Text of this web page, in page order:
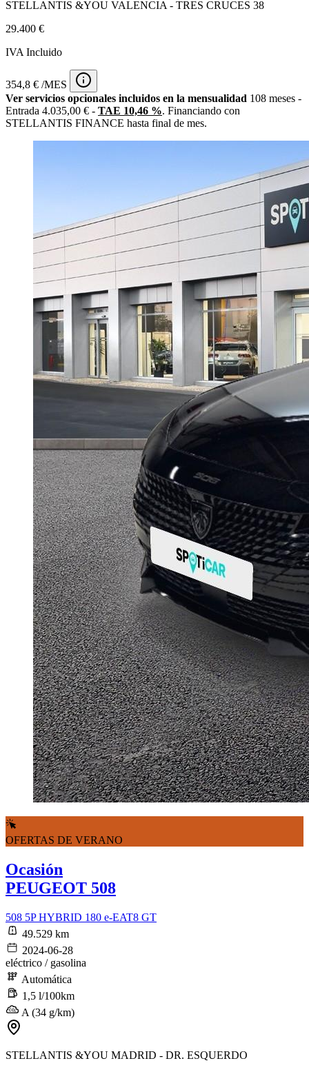
STELLANTIS &YOU VALENCIA - TRES CRUCES 38
29.400 €
IVA Incluido
354,8 € /MES
Ver servicios opcionales incluidos en la mensualidad 108 meses -
Entrada 4.035,00 € - TAE 10,46 %. Financiando con
STELLANTIS FINANCE hasta final de mes.
OFERTAS DE VERANO
Ocasión
PEUGEOT 508
508 5P HYBRID 180 e-EAT8 GT
49.529 km
2024-06-28
eléctrico / gasolina
Automática
1,5 l/100km
A (34 g/km)
STELLANTIS &YOU MADRID - DR. ESQUERDO